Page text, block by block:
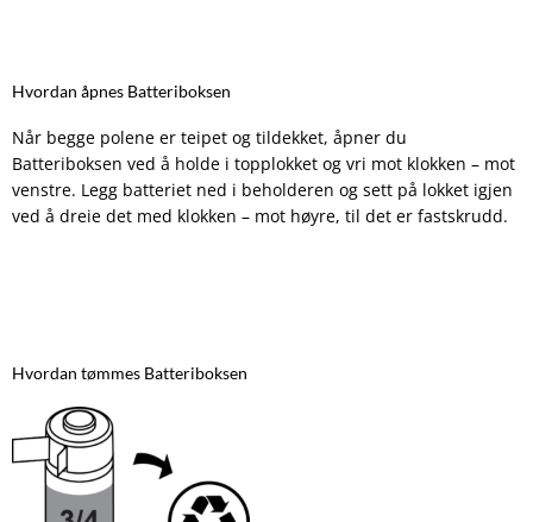
Hvordan åpnes Batteriboksen
Når begge polene er teipet og tildekket, åpner du
Batteriboksen ved å holde i topplokket og vri mot klokken – mot
venstre. Legg batteriet ned i beholderen og sett på lokket igjen
ved å dreie det med klokken – mot høyre, til det er fastskrudd.
Hvordan tømmes Batteriboksen